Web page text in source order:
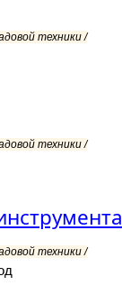
техники /
техники /
техники /